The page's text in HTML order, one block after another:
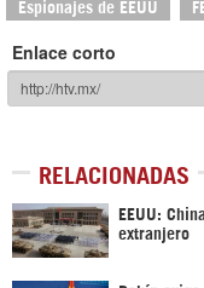
Espionajes de EEUU
Enlace corto
RELACIONADAS
EEUU:
extranjero